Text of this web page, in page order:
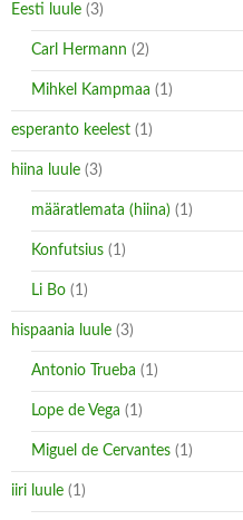
Eesti luule (3)
Carl Hermann (2)
Mihkel Kampmaa (1)
esperanto keelest (1)
hiina luule (3)
määratlemata (hiina) (1)
Konfutsius (1)
Li Bo (1)
hispaania luule (3)
Antonio Trueba (1)
Lope de Vega (1)
Miguel de Cervantes (1)
iiri luule (1)